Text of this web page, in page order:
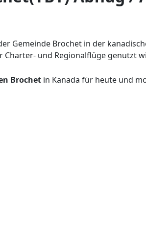
Gemeinde Brochet in der
Charter- und Regionalflüge genutzt
Brochet in Kanada für heute und